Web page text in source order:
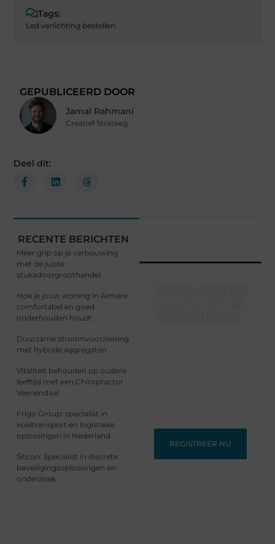
Tags:
Led verlichting bestellen
GEPUBLICEERD DOOR
Jamal Rahmani
Creatief Strateeg
Deel dit:
RECENTE BERICHTEN
Meer grip op je verbouwing
met de juiste
stukadoorgroothandel
Hoe je jouw woning in Almere
comfortabel en goed
onderhouden houdt
Duurzame stroomvoorziening
met hybride aggregaten
Vitaliteit behouden op oudere
leeftijd met een Chiropractor
Veenendaal
Frigo Group: specialist in
koeltransport en logistieke
oplossingen in Nederland
Sitcon: Specialist in discrete
beveiligingsoplossingen en
onderzoek
REGISTREER NU